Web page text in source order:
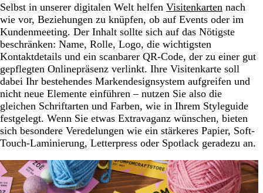
Selbst in unserer digitalen Welt helfen Visitenkarten nach
wie vor, Beziehungen zu knüpfen, ob auf Events oder im
Kundenmeeting. Der Inhalt sollte sich auf das Nötigste
beschränken: Name, Rolle, Logo, die wichtigsten
Kontaktdetails und ein scanbarer QR-Code, der zu einer gut
gepflegten Onlinepräsenz verlinkt. Ihre Visitenkarte soll
dabei Ihr bestehendes Markendesignsystem aufgreifen und
nicht neue Elemente einführen – nutzen Sie also die
gleichen Schriftarten und Farben, wie in Ihrem Styleguide
festgelegt. Wenn Sie etwas Extravaganz wünschen, bieten
sich besondere Veredelungen wie ein stärkeres Papier, Soft-
Touch-Laminierung, Letterpress oder Spotlack geradezu an.